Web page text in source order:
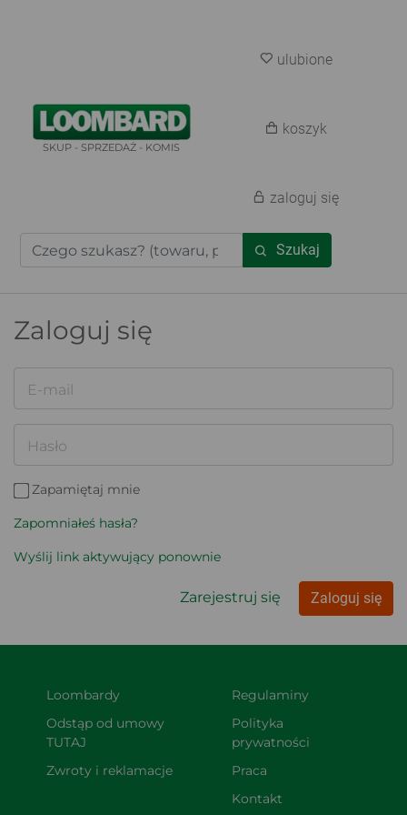
SKUP - SPRZEDAŻ - KOMIS
Szukaj
ulubione
koszyk
zaloguj się
Zaloguj się
E-mail
Hasło
Zapamiętaj mnie
Zapomniałeś hasła?
Wyślij link aktywujący ponownie
Zarejestruj się Zaloguj się
Loombardy
Odstąp od umowy
TUTAJ
Zwroty i reklamacje
Regulaminy
Polityka
prywatności
Praca
Kontakt